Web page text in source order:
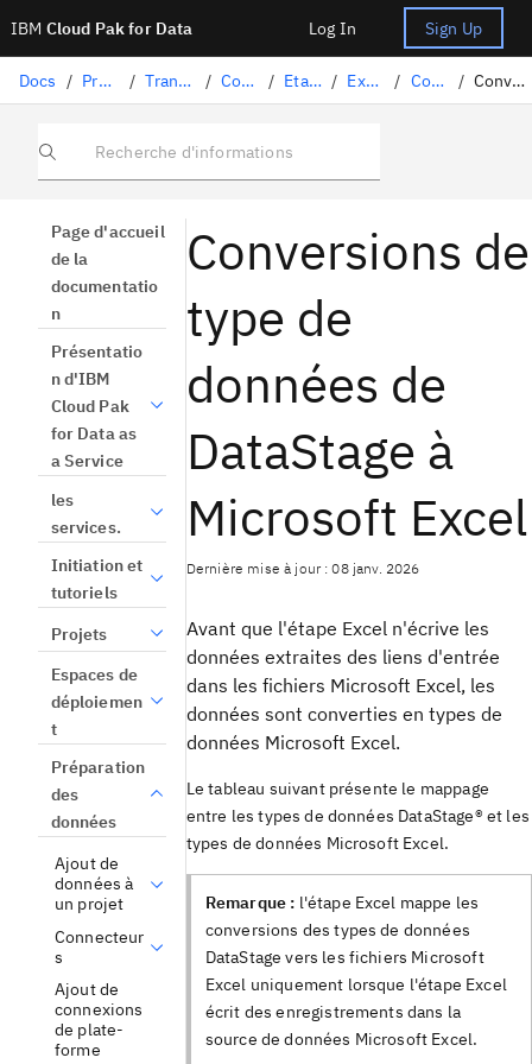
IBM Cloud Pak for Data Log In Sign Up
Docs / Préparation des données / Transformation de données avec DataStage / Conception des flux / Etapes DataStage / Excel / Compte de référence / Conversion des types de données de DataStage vers Microsoft Excel
Recherche d'informations
Page d'accueil
de la
documentatio
n
Présentatio
n d'IBM
Cloud Pak
for Data as
a Service
les
services.
Initiation et
tutoriels
Projets
Espaces de
déploiemen
t
Préparation
des
données
Ajout de
données à
un projet
Connecteur
s
Ajout de
connexions
de plate-
forme
Conversions de
type de
données de
DataStage à
Microsoft Excel
Dernière mise à jour : 08 janv. 2026
Avant que l'étape Excel n'écrive les
données extraites des liens d'entrée
dans les fichiers Microsoft Excel, les
données sont converties en types de
données Microsoft Excel.
Le tableau suivant présente le mappage
entre les types de données DataStage® et les
types de données Microsoft Excel.
Remarque : l'étape Excel mappe les
conversions des types de données
DataStage vers les fichiers Microsoft
Excel uniquement lorsque l'étape Excel
écrit des enregistrements dans la
source de données Microsoft Excel.